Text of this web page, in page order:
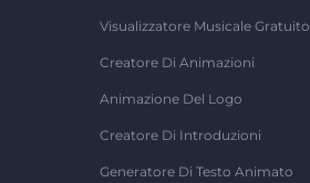
Visualizzatore Musicale Gratuito
Creatore Di Animazioni
Animazione Del Logo
Creatore Di Introduzioni
Generatore Di Testo Animato